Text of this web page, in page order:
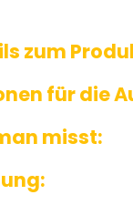
zum
für die
misst: